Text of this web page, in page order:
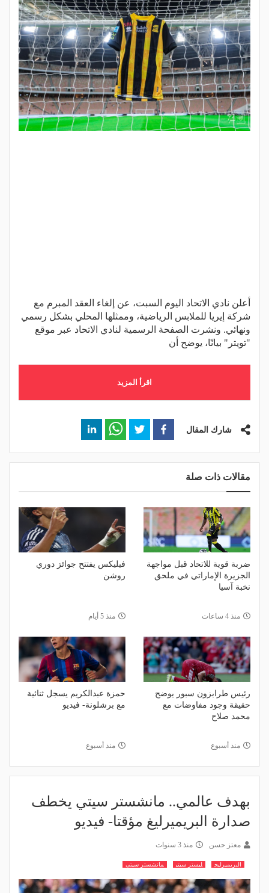
أعلن نادي الاتحاد اليوم السبت، عن إلغاء العقد المبرم مع
شركة إيريا للملابس الرياضية، وممثلها المحلي بشكل رسمي
ونهائي. ونشرت الصفحة الرسمية لنادي الاتحاد عبر موقع
"تويتر" بيانًا، يوضح أن
اقرأ المزيد
شارك المقال
مقالات ذات صلة
ضربة قوية للاتحاد قبل مواجهة
الجزيرة الإماراتي في ملحق
نخبة آسيا
منذ 4 ساعات
فيليكس يفتتح جوائز دوري
روشن
منذ 5 أيام
رئيس طرابزون سبور يوضح
حقيقة وجود مفاوضات مع
محمد صلاح
منذ أسبوع
حمزة عبدالكريم يسجل ثنائية
مع برشلونة- فيديو
منذ أسبوع
بهدف عالمي.. مانشستر سيتي يخطف
صدارة البريميرليغ مؤقتا- فيديو
معتز حسن منذ 3 سنوات
البريميرليج ليستر سيتي مانشستر سيتى